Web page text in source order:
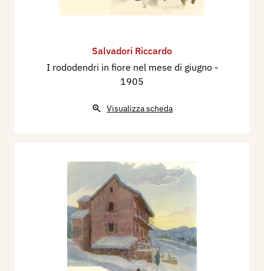
Salvadori Riccardo
I rododendri in fiore nel mese di giugno -
1905
Visualizza scheda